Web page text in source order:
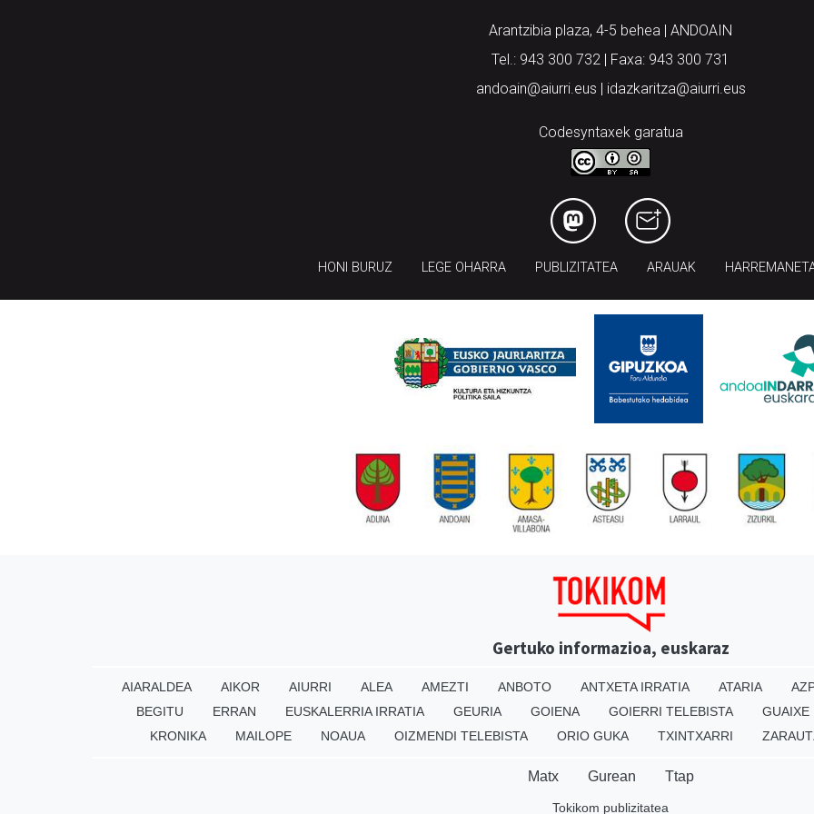
Arantzibia plaza, 4-5 behea | ANDOAIN
Tel.: 943 300 732 | Faxa: 943 300 731
andoain@aiurri.eus | idazkaritza@aiurri.eus
Codesyntaxek garatua
HONI BURUZ LEGE OHARRA PUBLIZITATEA ARAUAK
Gertuko informazioa, euskaraz
AIARALDEA AIKOR AIURRI ALEA AMEZTI ANBOTO ANTXETA IRRATIA ATARIA
BEGITU
ERRAN EUSKALERRIA IRRATIA GEURIA GOIENA GOIERRI TELEBISTA GUAIXE
KRONIKA
MAILOPE NOAUA OIZMENDI TELEBISTA ORIO GUKA TXINTXARRI
Matx Gurean Ttap
Tokikom publizitatea